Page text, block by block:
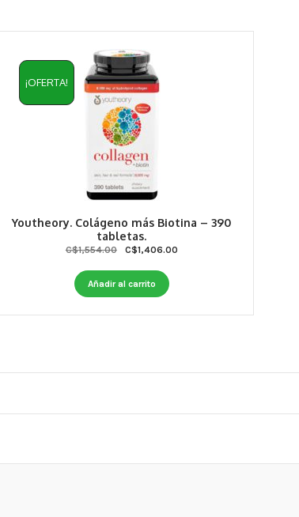
Youtheory. Colágeno más Biotina – 390
tabletas.
¡OFERTA!
C$1,554.00
Original
was:
C$1,554.00.
C$1,406.00
Añadir al carrito